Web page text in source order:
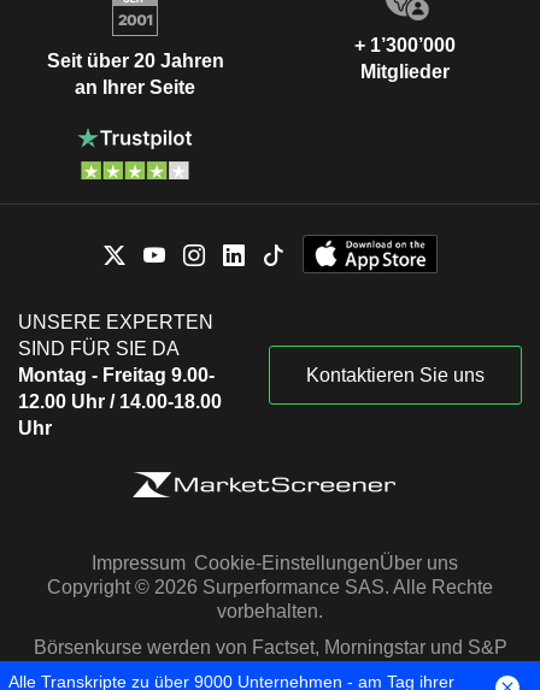
Seit über 20 Jahren
an Ihrer Seite
+ 1’300’000
Mitglieder
UNSERE EXPERTEN
SIND FÜR SIE DA
Montag - Freitag 9.00-
12.00 Uhr / 14.00-18.00
Uhr
Kontaktieren Sie uns
Impressum Cookie-EinstellungenÜber uns
Copyright © 2026 Surperformance SAS. Alle Rechte
vorbehalten.
Börsenkurse werden von Factset, Morningstar und S&P
Capital IQ zur Verfügung gestellt
Alle Transkripte zu über 9000 Unternehmen - am Tag ihrer